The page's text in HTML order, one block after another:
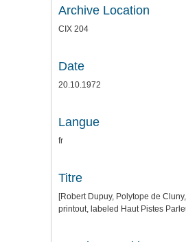
Archive Location
CIX 204
Date
20.10.1972
Langue
fr
Titre
[Robert Dupuy, Polytope de
printout, labeled Haut Pistes